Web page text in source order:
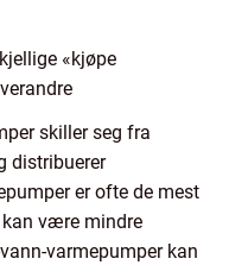
«kjøpe
skiller seg fra
distribuerer
er ofte de mest
kan være mindre
varmepumper kan